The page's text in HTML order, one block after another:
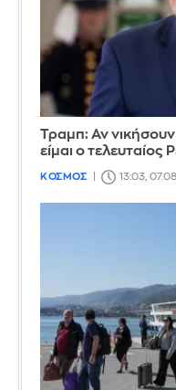
Τραμπ: Αν νικήσουν
είμαι ο
ΚΟΣΜΟΣ 13:03,